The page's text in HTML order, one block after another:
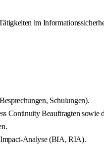
im
Schulungen).
Continuity Beauftragten
Analyse (BIA, RIA).